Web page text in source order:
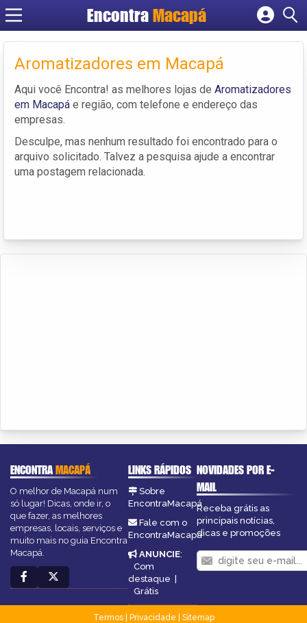
EncontraMacapá
Cadastrar empresa
Criar conta
Aromatizadores em Macapá
Aqui você Encontra! as melhores lojas de Aromatizadores
em Macapá e região, com telefone e endereço das
empresas.
Desculpe, mas nenhum resultado foi encontrado para o
arquivo solicitado. Talvez a pesquisa ajude a encontrar
uma postagem relacionada.
ENCONTRAMACAPÁ
O melhor de Macapá num
só lugar! Dicas, onde ir, o
que fazer, as melhores
empresas, locais, serviços e
muito mais no guia Encontra
Macapá.
LINKS RÁPIDOS
Sobre
EncontraMacapá
Fale com o
EncontraMacapá
ANUNCIE:
Com
destaque |
Grátis
NOVIDADES POR E-
MAIL
Receba grátis as
principais notícias,
dicas e promoções
Termos| Privacidade
Sitemap